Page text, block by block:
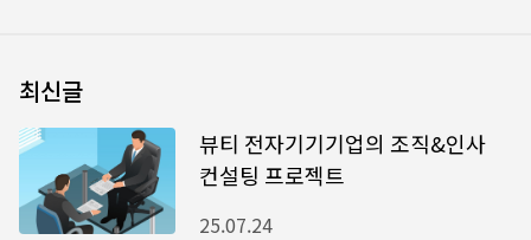
최신글
25.07.24
뷰티 전자기기기업의 조직&인사
컨설팅 프로젝트